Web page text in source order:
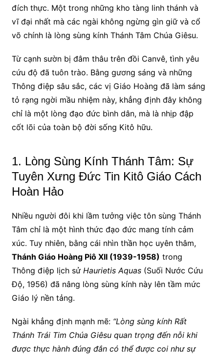
đích thực. Một trong những kho tàng linh thánh và
vĩ đại nhất mà các ngài không ngừng gìn giữ và cổ
võ chính là lòng sùng kính Thánh Tâm Chúa Giêsu.
Từ cạnh sườn bị đâm thâu trên đồi Canvê, tình yêu
cứu độ đã tuôn trào. Bằng gương sáng và những
Thông điệp sâu sắc, các vị Giáo Hoàng đã làm sáng
tỏ rạng ngời mầu nhiệm này, khẳng định đây không
chỉ là một lòng đạo đức bình dân, mà là nhịp đập
cốt lõi của toàn bộ đời sống Kitô hữu.
1. Lòng Sùng Kính Thánh Tâm: Sự
Tuyên Xưng Đức Tin Kitô Giáo Cách
Hoàn Hảo
Nhiều người đôi khi lầm tưởng việc tôn sùng Thánh
Tâm chỉ là một hình thức đạo đức mang tính cảm
xúc. Tuy nhiên, bằng cái nhìn thần học uyên thâm,
Thánh Giáo Hoàng Piô XII (1939-1958) trong
Thông điệp lịch sử Haurietis Aquas(Suối Nước Cứu
Độ, 1956) đã nâng lòng sùng kính này lên tầm mức
Giáo lý nền tảng.
Ngài khẳng định mạnh mẽ: “Lòng sùng kính Rất
Thánh Trái Tim Chúa Giêsu quan trọng đến nỗi khi
được thực hành đúng đắn có thể được coi như sự